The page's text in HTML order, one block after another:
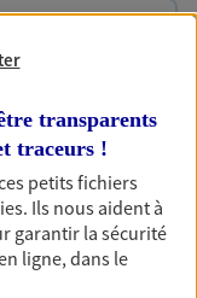
: achat
et
transparents
traceurs !
petits fichiers
. Ils nous aident à
garantir la sécurité
ligne, dans le